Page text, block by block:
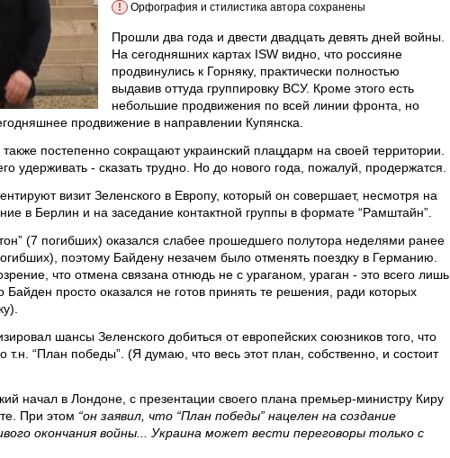
! Орфография и стилистика автора сохранены
Прошли два года и двести двадцать девять дней войны.
На сегодняшних картах ISW видно, что россияне
продвинулись к Горняку, практически полностью
выдавив оттуда группировку ВСУ. Кроме этого есть
небольшие продвижения по всей линии фронта, но
продвижение в направлении Купянска.
постепенно сокращают украинский плацдарм на своей территории.
удерживать - сказать трудно. Но до нового года, пожалуй, продержатся.
визит Зеленского в Европу, который он совершает, несмотря на
в Берлин и на заседание контактной группы в формате “Рамштайн”.
(7 погибших) оказался слабее прошедшего полутора неделями ранее
поэтому Байдену незачем было отменять поездку в Германию.
что отмена связана отнюдь не с ураганом, ураган - это всего лишь
Байден просто оказался не готов принять те решения, ради которых
шансы Зеленского добиться от европейских союзников того, что
т.н. “План победы”. (Я думаю, что весь этот план, собственно, и состоит
начал в Лондоне, с презентации своего плана премьер-министру Киру
При этом “он заявил, что “План победы” нацелен на создание
окончания войны... Украина может вести переговоры только с